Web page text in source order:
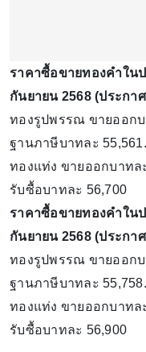
ราคาซื้อขายทองคําใน
กันยายน 2568 (ประกา
ทองรูปพรรณ ขายออกบ
ฐานภาษีบาทละ
ทองแท่ง ขายออกบาทล
รับซื้อบาทละ 56,700
ราคาซื้อขายทองคําใน
กันยายน 2568 (ประกา
ทองรูปพรรณ ขายออกบ
ฐานภาษีบาทละ
ทองแท่ง ขายออกบาทล
รับซื้อบาทละ 56,900